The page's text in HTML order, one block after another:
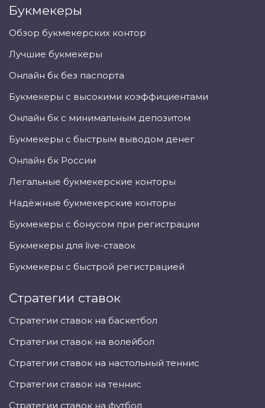
Букмекеры
Обзор букмекерских контор
Лучшие букмекеры
Онлайн бк без паспорта
Букмекеры с высокими коэффициентами
Онлайн бк с минимальным депозитом
Букмекеры с быстрым выводом денег
Онлайн бк России
Легальные букмекерские конторы
Надёжные букмекерские конторы
Букмекеры с бонусом при регистрации
Букмекеры для live-ставок
Букмекеры с быстрой регистрацией
Стратегии ставок
Стратегии ставок на баскетбол
Стратегии ставок на волейбол
Стратегии ставок на настольный теннис
Стратегии ставок на теннис
Стратегии ставок на футбол